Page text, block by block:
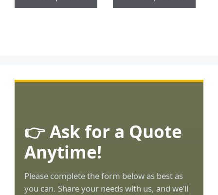
👉 Ask for a Quote
Anytime!
Please complete the form below as best as
you can. Share your needs with us, and we’ll